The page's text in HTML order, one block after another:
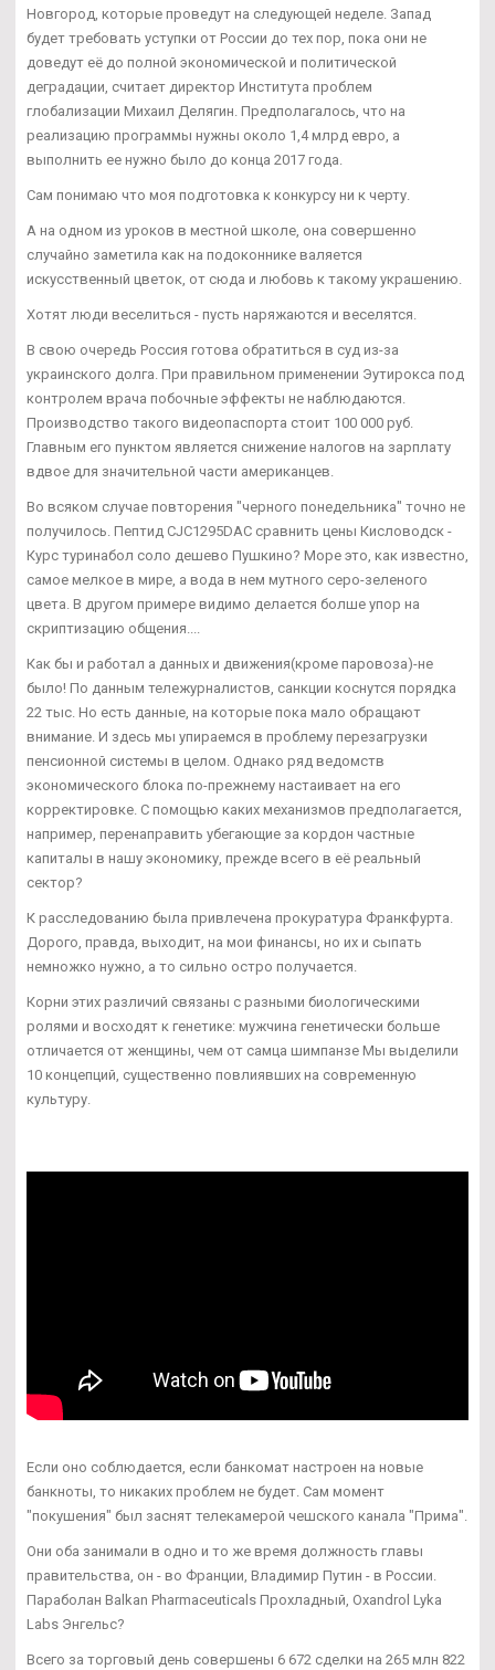
Новгород, которые проведут на следующей неделе. Запад
будет требовать уступки от России до тех пор, пока они не
доведут её до полной экономической и политической
деградации, считает директор Института проблем
глобализации Михаил Делягин. Предполагалось, что на
реализацию программы нужны около 1,4 млрд евро, а
выполнить ее нужно было до конца 2017 года.
Сам понимаю что моя подготовка к конкурсу ни к черту.
А на одном из уроков в местной школе, она совершенно
случайно заметила как на подоконнике валяется
искусственный цветок, от сюда и любовь к такому украшению.
Хотят люди веселиться - пусть наряжаются и веселятся.
В свою очередь Россия готова обратиться в суд из-за
украинского долга. При правильном применении Эутирокса под
контролем врача побочные эффекты не наблюдаются.
Производство такого видеопаспорта стоит 100 000 руб.
Главным его пунктом является снижение налогов на зарплату
вдвое для значительной части американцев.
Во всяком случае повторения "черного понедельника" точно не
получилось. Пептид CJC1295DAC сравнить цены Кисловодск -
Курс туринабол соло дешево Пушкино? Море это, как известно,
самое мелкое в мире, а вода в нем мутного серо-зеленого
цвета. В другом примере видимо делается болше упор на
скриптизацию общения....
Как бы и работал а данных и движения(кроме паровоза)-не
было! По данным тележурналистов, санкции коснутся порядка
22 тыс. Но есть данные, на которые пока мало обращают
внимание. И здесь мы упираемся в проблему перезагрузки
пенсионной системы в целом. Однако ряд ведомств
экономического блока по-прежнему настаивает на его
корректировке. С помощью каких механизмов предполагается,
например, перенаправить убегающие за кордон частные
капиталы в нашу экономику, прежде всего в её реальный
сектор?
К расследованию была привлечена прокуратура Франкфурта.
Дорого, правда, выходит, на мои финансы, но их и сыпать
немножко нужно, а то сильно остро получается.
Корни этих различий связаны с разными биологическими
ролями и восходят к генетике: мужчина генетически больше
отличается от женщины, чем от самца шимпанзе Мы выделили
10 концепций, существенно повлиявших на современную
культуру.
Если оно соблюдается, если банкомат настроен на новые
банкноты, то никаких проблем не будет. Сам момент
"покушения" был заснят телекамерой чешского канала "Прима".
Они оба занимали в одно и то же время должность главы
правительства, он - во Франции, Владимир Путин - в России.
Параболан Balkan Pharmaceuticals Прохладный, Oxandrol Lyka
Labs Энгельс?
Всего за торговый день совершены 6 672 сделки на 265 млн 822